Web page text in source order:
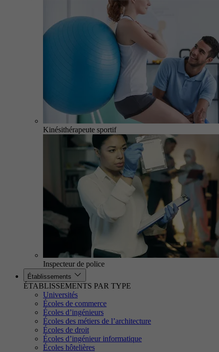
Kinésithérapeute sportif
Inspecteur de police
Établissements
ÉTABLISSEMENTS PAR TYPE
Universités
Écoles de commerce
Écoles d’ingénieurs
Écoles des métiers de l’architecture
Écoles de droit
Écoles d’ingénieur informatique
Écoles hôtelières